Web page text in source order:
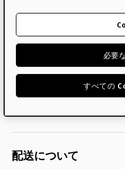
サイズ
配送について
必要
すべての